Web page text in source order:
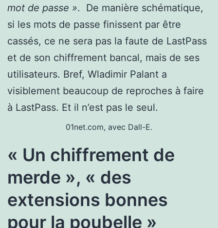
mot de passe ». De manière schématique,
si les mots de passe finissent par être
cassés, ce ne sera pas la faute de LastPass
et de son chiffrement bancal, mais de ses
utilisateurs. Bref, Wladimir Palant a
visiblement beaucoup de reproches à faire
à LastPass. Et il n’est pas le seul.
01net.com, avec Dall-E.
« Un chiffrement de
merde », « des
extensions bonnes
pour la poubelle »